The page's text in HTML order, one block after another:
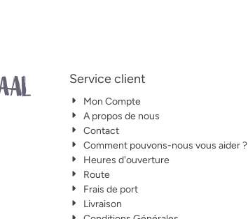
Service client
Mon Compte
A propos de nous
Contact
Comment pouvons-nous vous aider ?
Heures d'ouverture
Route
Frais de port
Livraison